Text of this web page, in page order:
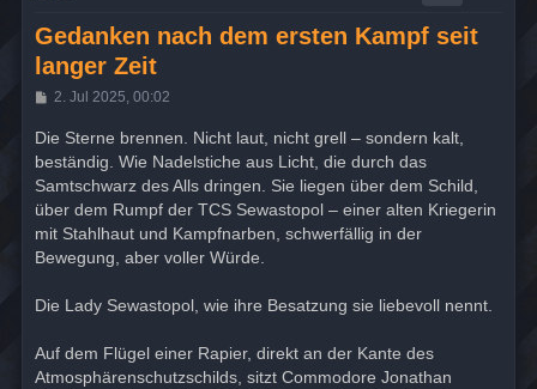
Gedanken nach dem ersten Kampf seit
langer Zeit
B
i
t
r
a
g
2. Jul 2025, 00:02
Die Sterne brennen. Nicht laut, nicht grell – sondern kalt,
beständig. Wie Nadelstiche aus Licht, die durch das
Samtschwarz des Alls dringen. Sie liegen über dem Schild,
über dem Rumpf der TCS Sewastopol – einer alten Kriegerin
mit Stahlhaut und Kampfnarben, schwerfällig in der
Bewegung, aber voller Würde.
Die Lady Sewastopol, wie ihre Besatzung sie liebevoll nennt.
Auf dem Flügel einer Rapier, direkt an der Kante des
Atmosphärenschutzschilds, sitzt Commodore Jonathan